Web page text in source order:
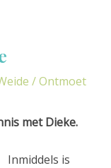
/Ontmoet
met Dieke.
Inmiddels is